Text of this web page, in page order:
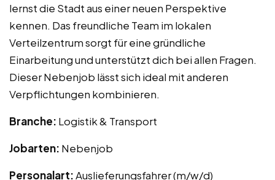
lernst die Stadt aus einer neuen Perspektive
kennen. Das freundliche Team im lokalen
Verteilzentrum sorgt für eine gründliche
Einarbeitung und unterstützt dich bei allen Fragen.
Dieser Nebenjob lässt sich ideal mit anderen
Verpflichtungen kombinieren.
Branche: Logistik & Transport
Jobarten: Nebenjob
Personalart:Auslieferungsfahrer (m/w/d)